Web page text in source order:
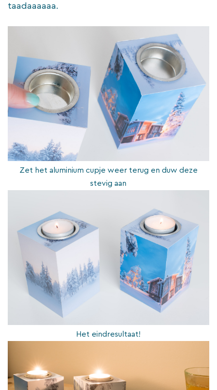
taadaaaaaa.
Zet het aluminium cupje weer terug en duw deze
stevig aan
Het eindresultaat!